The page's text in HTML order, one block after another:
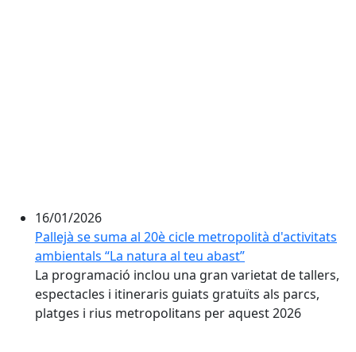
16/01/2026
Pallejà se suma al 20è cicle metropolità d'activitats
ambientals “La natura al teu abast”
La programació inclou una gran varietat de tallers,
espectacles i itineraris guiats gratuïts als parcs,
platges i rius metropolitans per aquest 2026